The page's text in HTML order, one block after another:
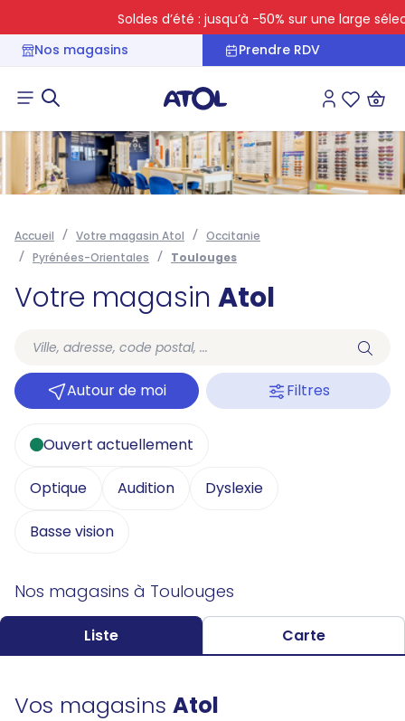
Soldes d’été : jusqu’à -50% sur une large
Nos magasins
Prendre RDV
Connexion
Accueil Votre magasin Atol
Occitanie
Pyrénées-Orientales
Toulouges
Votre magasin Atol
Autour de moi Filtres
Ouvert actuellement
Optique Audition Dyslexie
Basse vision
Nos magasins à Toulouges
Liste Carte
Vos magasins Atol